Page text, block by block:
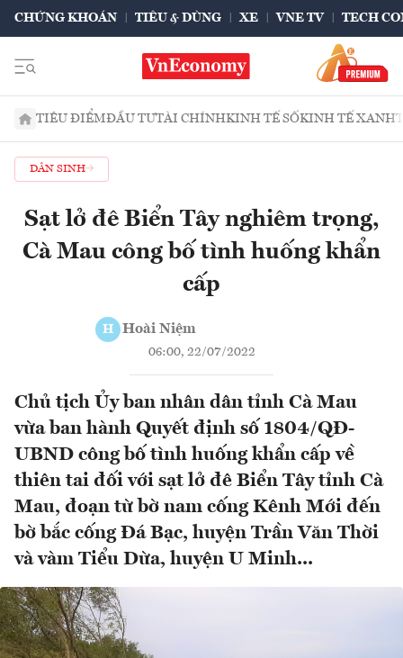
CHỨNG KHOÁN TIÊU & DÙNG XE VNE TV TECH
TIÊU ĐIỂMĐẦU TƯTÀI CHÍNHKINH TẾ SỐKINH TẾ XANH
DÂN SINH
Sạt lở đê Biển Tây nghiêm trọng,
Cà Mau công bố tình huống khẩn
cấp
H Hoài Niệm
06:00, 22/07/2022
Chủ tịch Ủy ban nhân dân tỉnh Cà Mau
vừa ban hành Quyết định số 1804/QĐ-
UBND công bố tình huống khẩn cấp về
thiên tai đối với sạt lở đê Biển Tây tỉnh Cà
Mau, đoạn từ bờ nam cống Kênh Mới đến
bờ bắc cống Đá Bạc, huyện Trần Văn Thời
và vàm Tiểu Dừa, huyện U Minh...